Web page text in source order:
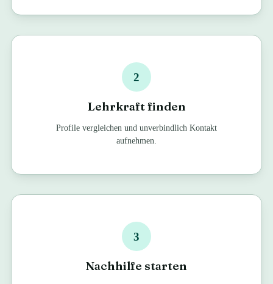
2
Lehrkraft finden
Profile vergleichen und unverbindlich Kontakt
aufnehmen.
3
Nachhilfe starten